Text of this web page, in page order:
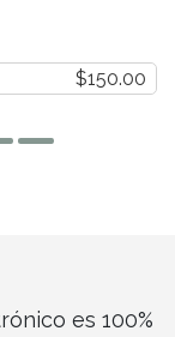
$150.00
es 100%